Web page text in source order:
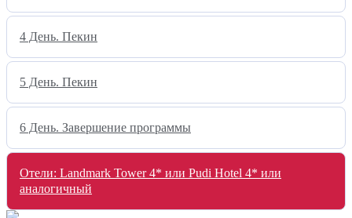
4 День. Пекин
5 День. Пекин
6 День. Завершение программы
Отели: Landmark Tower 4* или Pudi Hotel 4* или
аналогичный